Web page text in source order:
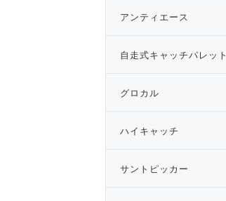
アンティエース
自走式キャッチパレット
グロカル
ハイキャッチ
サントピッカー